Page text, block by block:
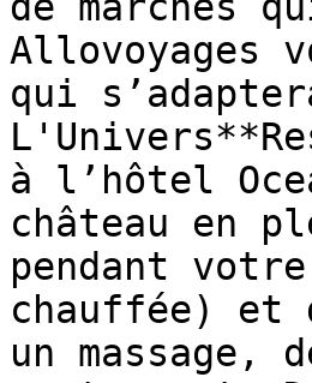
Allovoyages
qui
à l’hôtel
château en
pendant
chauffée) et
un